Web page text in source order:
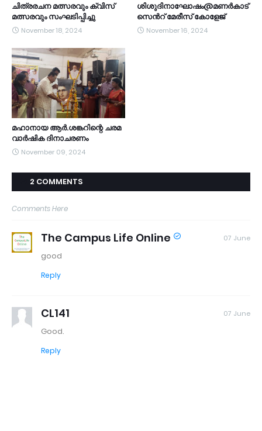
ചിത്രരചന മത്സരവും ക്വിസ്
മത്സരവും സംഘടിപ്പിച്ചു
November 18, 2024
ശിശുദിനാഘോഷം@മണർകാട്
സെൻറ് മേരീസ് കോളേജ്
November 16, 2024
മഹാനായ ആർ.ശങ്കറിന്റെ ചരമ
വാർഷിക ദിനാചരണം
November 09, 2024
2 COMMENTS
Comments Here
The Campus Life Online 07 June
good
Reply
CL141 07 June
Good.
Reply